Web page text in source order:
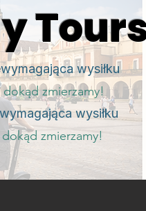
wysiłku
zmierzamy!
wysiłku
zmierzamy!